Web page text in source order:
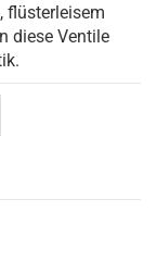
flüsterleisem
diese Ventile